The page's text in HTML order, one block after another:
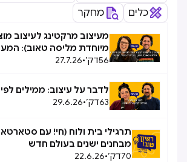
כלים
מחקר
מעיצוב מרקטינג לעיצוב
מיוחדת מליסה טאוב):
אפשרי, אפשרי
56דק׳•
27.7.26
לדבר על עיצוב: ממילים
63דק׳•
29.6.26
תרגילי בית ולוח (חי! עם
מבחנים ישנים בעולם חדש
70דק׳•
22.6.26